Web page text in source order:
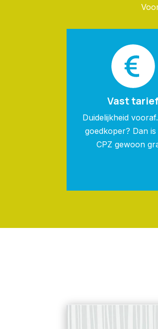
Vast tarief
Duidelijkheid
goedkoper? Dan
CPZ gewoon